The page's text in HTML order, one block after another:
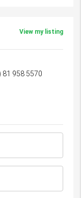
View my listing
81 958 5570